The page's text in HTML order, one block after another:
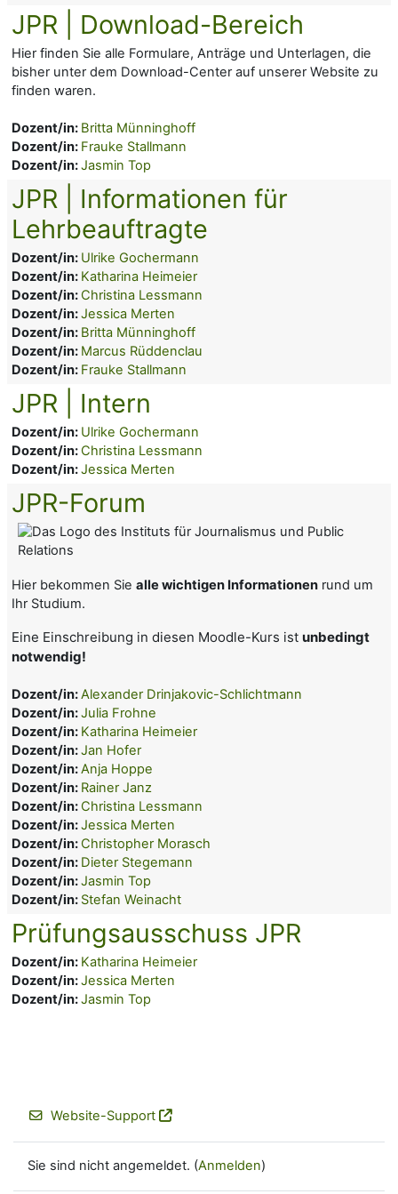
JPR | Download-Bereich
Hier finden Sie alle Formulare, Anträge und Unterlagen, die
bisher unter dem Download-Center auf unserer Website zu
finden waren.
Dozent/in: Britta Münninghoff
Dozent/in: Frauke Stallmann
Dozent/in:Jasmin Top
JPR | Informationen für
Lehrbeauftragte
Dozent/in: Ulrike Gochermann
Dozent/in: Katharina Heimeier
Dozent/in:Christina Lessmann
Dozent/in:Jessica Merten
Dozent/in: Britta Münninghoff
Dozent/in: Marcus Rüddenclau
Dozent/in: Frauke Stallmann
JPR | Intern
Dozent/in: Ulrike Gochermann
Dozent/in:Christina Lessmann
Dozent/in:Jessica Merten
JPR-Forum
Hier bekommen Sie alle wichtigen Informationen rund um
Ihr Studium.
Eine Einschreibung in diesen Moodle-Kurs ist unbedingt
notwendig!
Dozent/in:Alexander Drinjakovic-Schlichtmann
Dozent/in:Julia Frohne
Dozent/in: Katharina Heimeier
Dozent/in:Jan Hofer
Dozent/in:Anja Hoppe
Dozent/in: Rainer Janz
Dozent/in:Christina Lessmann
Dozent/in:Jessica Merten
Dozent/in:Christopher Morasch
Dozent/in: Dieter Stegemann
Dozent/in:Jasmin Top
Dozent/in: Stefan Weinacht
Prüfungsausschuss JPR
Dozent/in: Katharina Heimeier
Dozent/in:Jessica Merten
Dozent/in:Jasmin Top
Website-Support
Sie sind nicht angemeldet. (Anmelden)